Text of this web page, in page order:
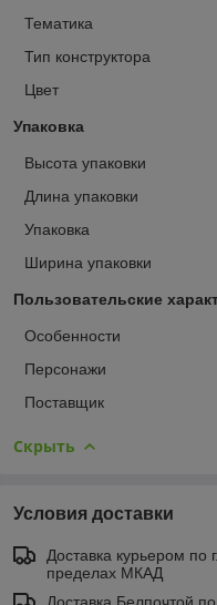
Тематика
Тип конструктора
Цвет
Упаковка
Высота упаковки
Длина упаковки
Упаковка
Ширина упаковки
Пользовательские
Особенности
Персонажи
Поставщик
Скрыть
Условия доставки
Доставка курьером по
пределах МКАД
Доставка Белпочтой